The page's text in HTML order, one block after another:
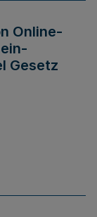
Online-
Gesetz